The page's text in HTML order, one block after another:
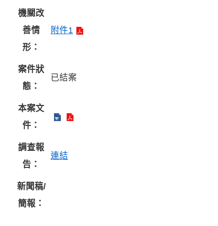
機關改
善情
形：
附件1
案件狀
態：
已結案
本案文
件：
調查報
告：
連結
新聞稿/
簡報：